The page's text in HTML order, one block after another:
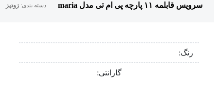
سرویس قابلمه ۱۱ پارچه پی ام تی مدل maria دسته بندی:زودپز
رنگ:
گارانتی: